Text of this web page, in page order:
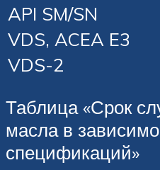
API SM/SN
VDS, ACEA E3
VDS-2
Таблица «Срок
масла в
спецификаций»